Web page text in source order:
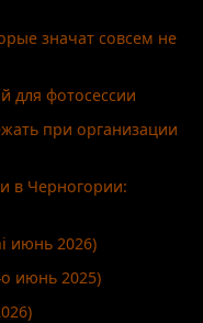
значат совсем не
для фотосессии
при организации
в Черногории:
июнь 2026)
июнь 2025)